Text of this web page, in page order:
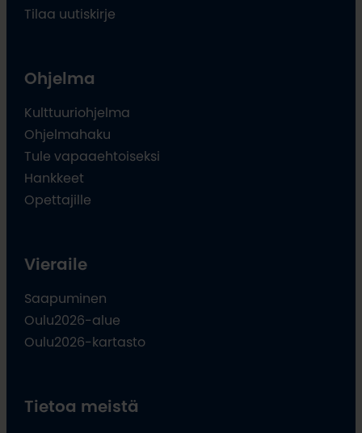
Tilaa uutiskirje
Ohjelma
Kulttuuriohjelma
Ohjelmahaku
Tule vapaaehtoiseksi
Hankkeet
Opettajille
Vieraile
Saapuminen
Oulu2026-alue
Oulu2026-kartasto
Tietoa meistä